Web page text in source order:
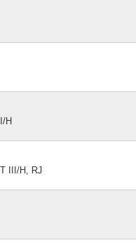
H
III/H, RJ